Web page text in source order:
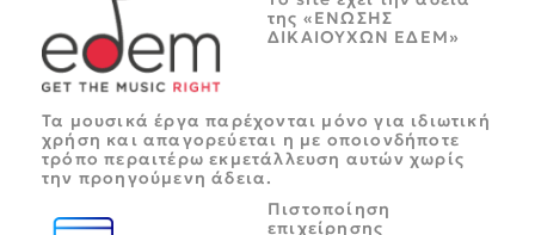
της «ΕΝΩΣΗΣ
ΔΙΚΑΙΟΥΧΩΝ ΕΔΕΜ»
Τα μουσικά έργα παρέχονται μόνο για ιδιωτική
χρήση και απαγορεύεται η με οποιονδήποτε
τρόπο περαιτέρω εκμετάλλευση αυτών χωρίς
την προηγούμενη άδεια.
Πιστοποίηση
επιχείρησης